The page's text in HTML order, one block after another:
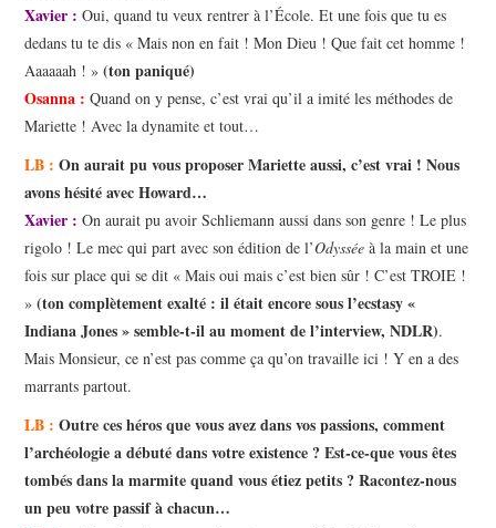
Xavier : Oui, quand tu veux rentrer à l’École. Et une fois que tu es
dedans tu te dis « Mais non en fait ! Mon Dieu ! Que fait cet homme !
Aaaaaah ! »(ton paniqué)
Osanna :Quand on y pense, c’est vrai qu’il a imité les méthodes de
Mariette ! Avec la dynamite et tout…
LB : On aurait pu vous proposer Mariette aussi, c’est vrai ! Nous
avons hésité avec Howard…
Xavier :On aurait pu avoir Schliemann aussi dans son genre ! Le plus
rigolo ! Le mec qui part avec son édition de l’Odyssée à la main et une
fois sur place qui se dit « Mais oui mais c’est bien sûr ! C’est TROIE !
»(ton complètement exalté : il était encore sous l’ecstasy «
Indiana Jones » semble-t-il au moment de l’interview, NDLR).
Mais Monsieur, ce n’est pas comme ça qu’on travaille ici ! Y en a des
marrants partout.
LB : Outre ces héros que vous avez dans vos passions, comment
l’archéologie a débuté dans votre existence ? Est-ce-que vous êtes
tombés dans la marmite quand vous étiez petits ? Racontez-nous
un peu votre passif à chacun…